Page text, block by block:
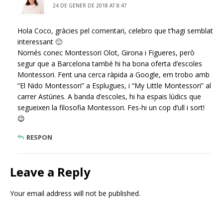
24 DE GENER DE 2018 AT 8:47
Hola Coco, gràcies pel comentari, celebro que t’hagi semblat
interessant 🙂
Només conec Montessori Olot, Girona i Figueres, però
segur que a Barcelona també hi ha bona oferta d’escoles
Montessori. Fent una cerca ràpida a Google, em trobo amb
“El Nido Montessori” a Esplugues, i “My Little Montessori” al
carrer Astúries. A banda d’escoles, hi ha espais lúdics que
segueixen la filosofia Montessori. Fes-hi un cop d’ull i sort!
😉
RESPON
Leave a Reply
Your email address will not be published.